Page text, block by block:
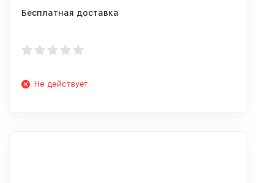
Бесплатная доставка
Не действует